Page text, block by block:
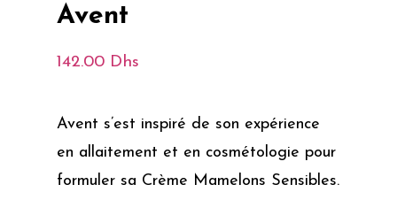
Avent
142.00 Dhs
Avent s’est inspiré de son expérience
en allaitement et en cosmétologie pour
formuler sa Crème Mamelons Sensibles.